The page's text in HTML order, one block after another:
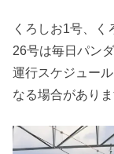
くろしお1号、
26号は毎日パン
運行スケジュー
なる場合がありま